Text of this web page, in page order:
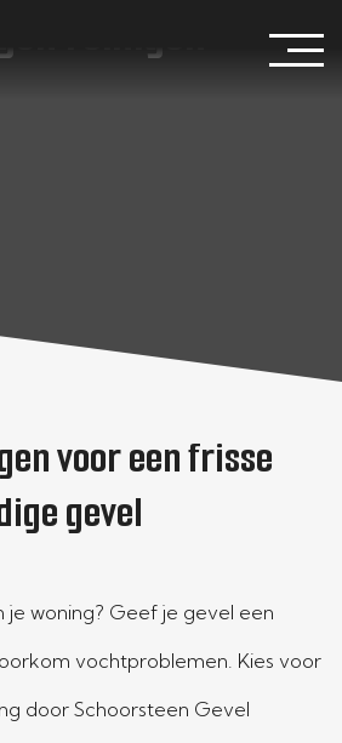
voor een frisse
gevel
je woning? Geef je gevel een
vochtproblemen. Kies voor
door Schoorsteen Gevel